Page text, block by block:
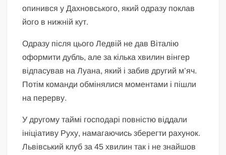
опинився у Дахновського, який одразу поклав
його в нижній кут.
Одразу після цього Ледвій не дав Віталію
оформити дубль, але за кілька хвилин вінгер
відпасував на Луана, який і забив другий м’яч.
Потім команди обмінялися моментами і пішли
на перерву.
У другому таймі господарі повністю віддали
ініціативу Руху, намагаючись зберегти рахунок.
Львівський клуб за 45 хвилин так і не знайшов